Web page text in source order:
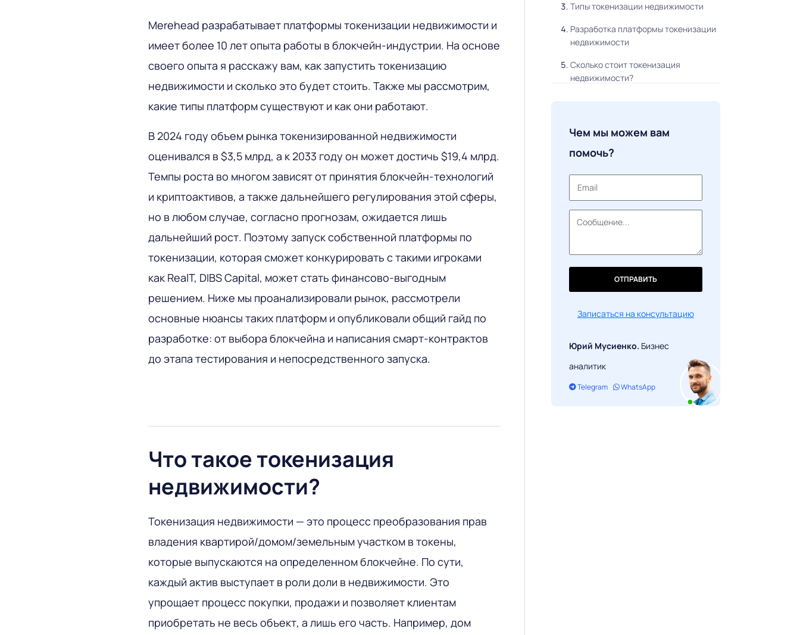
Merehead разрабатывает платформы токенизации недвижимости и
имеет более 10 лет опыта работы в блокчейн-индустрии. На основе
своего опыта я расскажу вам, как запустить токенизацию
недвижимости и сколько это будет стоить. Также мы рассмотрим,
какие типы платформ существуют и как они работают.
В 2024 году объем рынка токенизированной недвижимости
оценивался в $3,5 млрд, а к 2033 году он может достичь $19,4 млрд.
Темпы роста во многом зависят от принятия блокчейн-технологий
и криптоактивов, а также дальнейшего регулирования этой сферы,
но в любом случае, согласно прогнозам, ожидается лишь
дальнейший рост. Поэтому запуск собственной платформы по
токенизации, которая сможет конкурировать с такими игроками
как RealT, DIBS Capital, может стать финансово-выгодным
решением. Ниже мы проанализировали рынок, рассмотрели
основные нюансы таких платформ и опубликовали общий гайд по
разработке: от выбора блокчейна и написания смарт-контрактов
до этапа тестирования и непосредственного запуска.
Что такое токенизация
недвижимости?
Токенизация недвижимости — это процесс преобразования прав
владения квартирой/домом/земельным участком в токены,
которые выпускаются на определенном блокчейне. По сути,
каждый актив выступает в роли доли в недвижимости. Это
упрощает процесс покупки, продажи и позволяет клиентам
приобретать не весь объект, а лишь его часть. Например, дом
Типы токенизации недвижимости
Разработка платформы токенизации
недвижимости
Сколько стоит токенизация
недвижимости?
Компания по разработке
токенизации недвижимости
Часто Задаваемые Вопросы
Чем мы можем вам
помочь?
ОТПРАВИТЬ
Записаться на консультацию
Юрий Мусиенко. Бизнес
аналитик
Telegram WhatsApp